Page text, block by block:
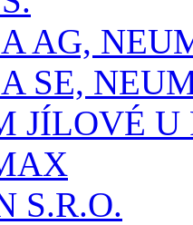
AG,
SE,
JÍLOVÉ U
S.R.O.